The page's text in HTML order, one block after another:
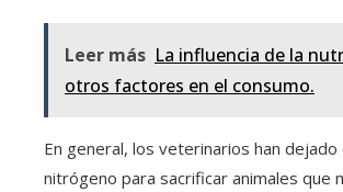
Leer más La influencia de la
otros factores en el consumo.
En general, los veterinarios han dejado
nitrógeno para sacrificar animales que